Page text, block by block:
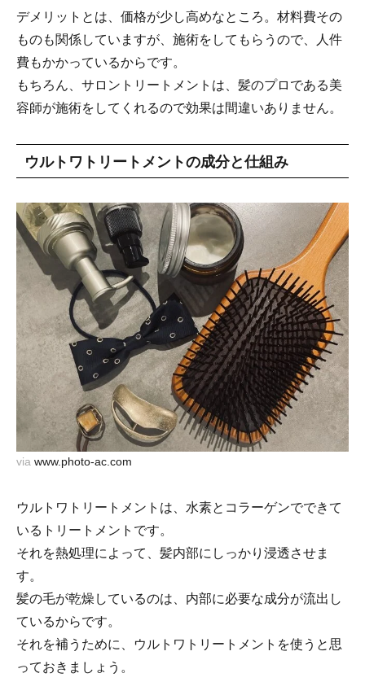
デメリットとは、価格が少し高めなところ。材料費その
ものも関係していますが、施術をしてもらうので、人件
費もかかっているからです。
もちろん、サロントリートメントは、髪のプロである美
容師が施術をしてくれるので効果は間違いありません。
ウルトワトリートメントの成分と仕組み
via www.photo-ac.com
ウルトワトリートメントは、水素とコラーゲンでできて
いるトリートメントです。
それを熱処理によって、髪内部にしっかり浸透させま
す。
髪の毛が乾燥しているのは、内部に必要な成分が流出し
ているからです。
それを補うために、ウルトワトリートメントを使うと思
っておきましょう。